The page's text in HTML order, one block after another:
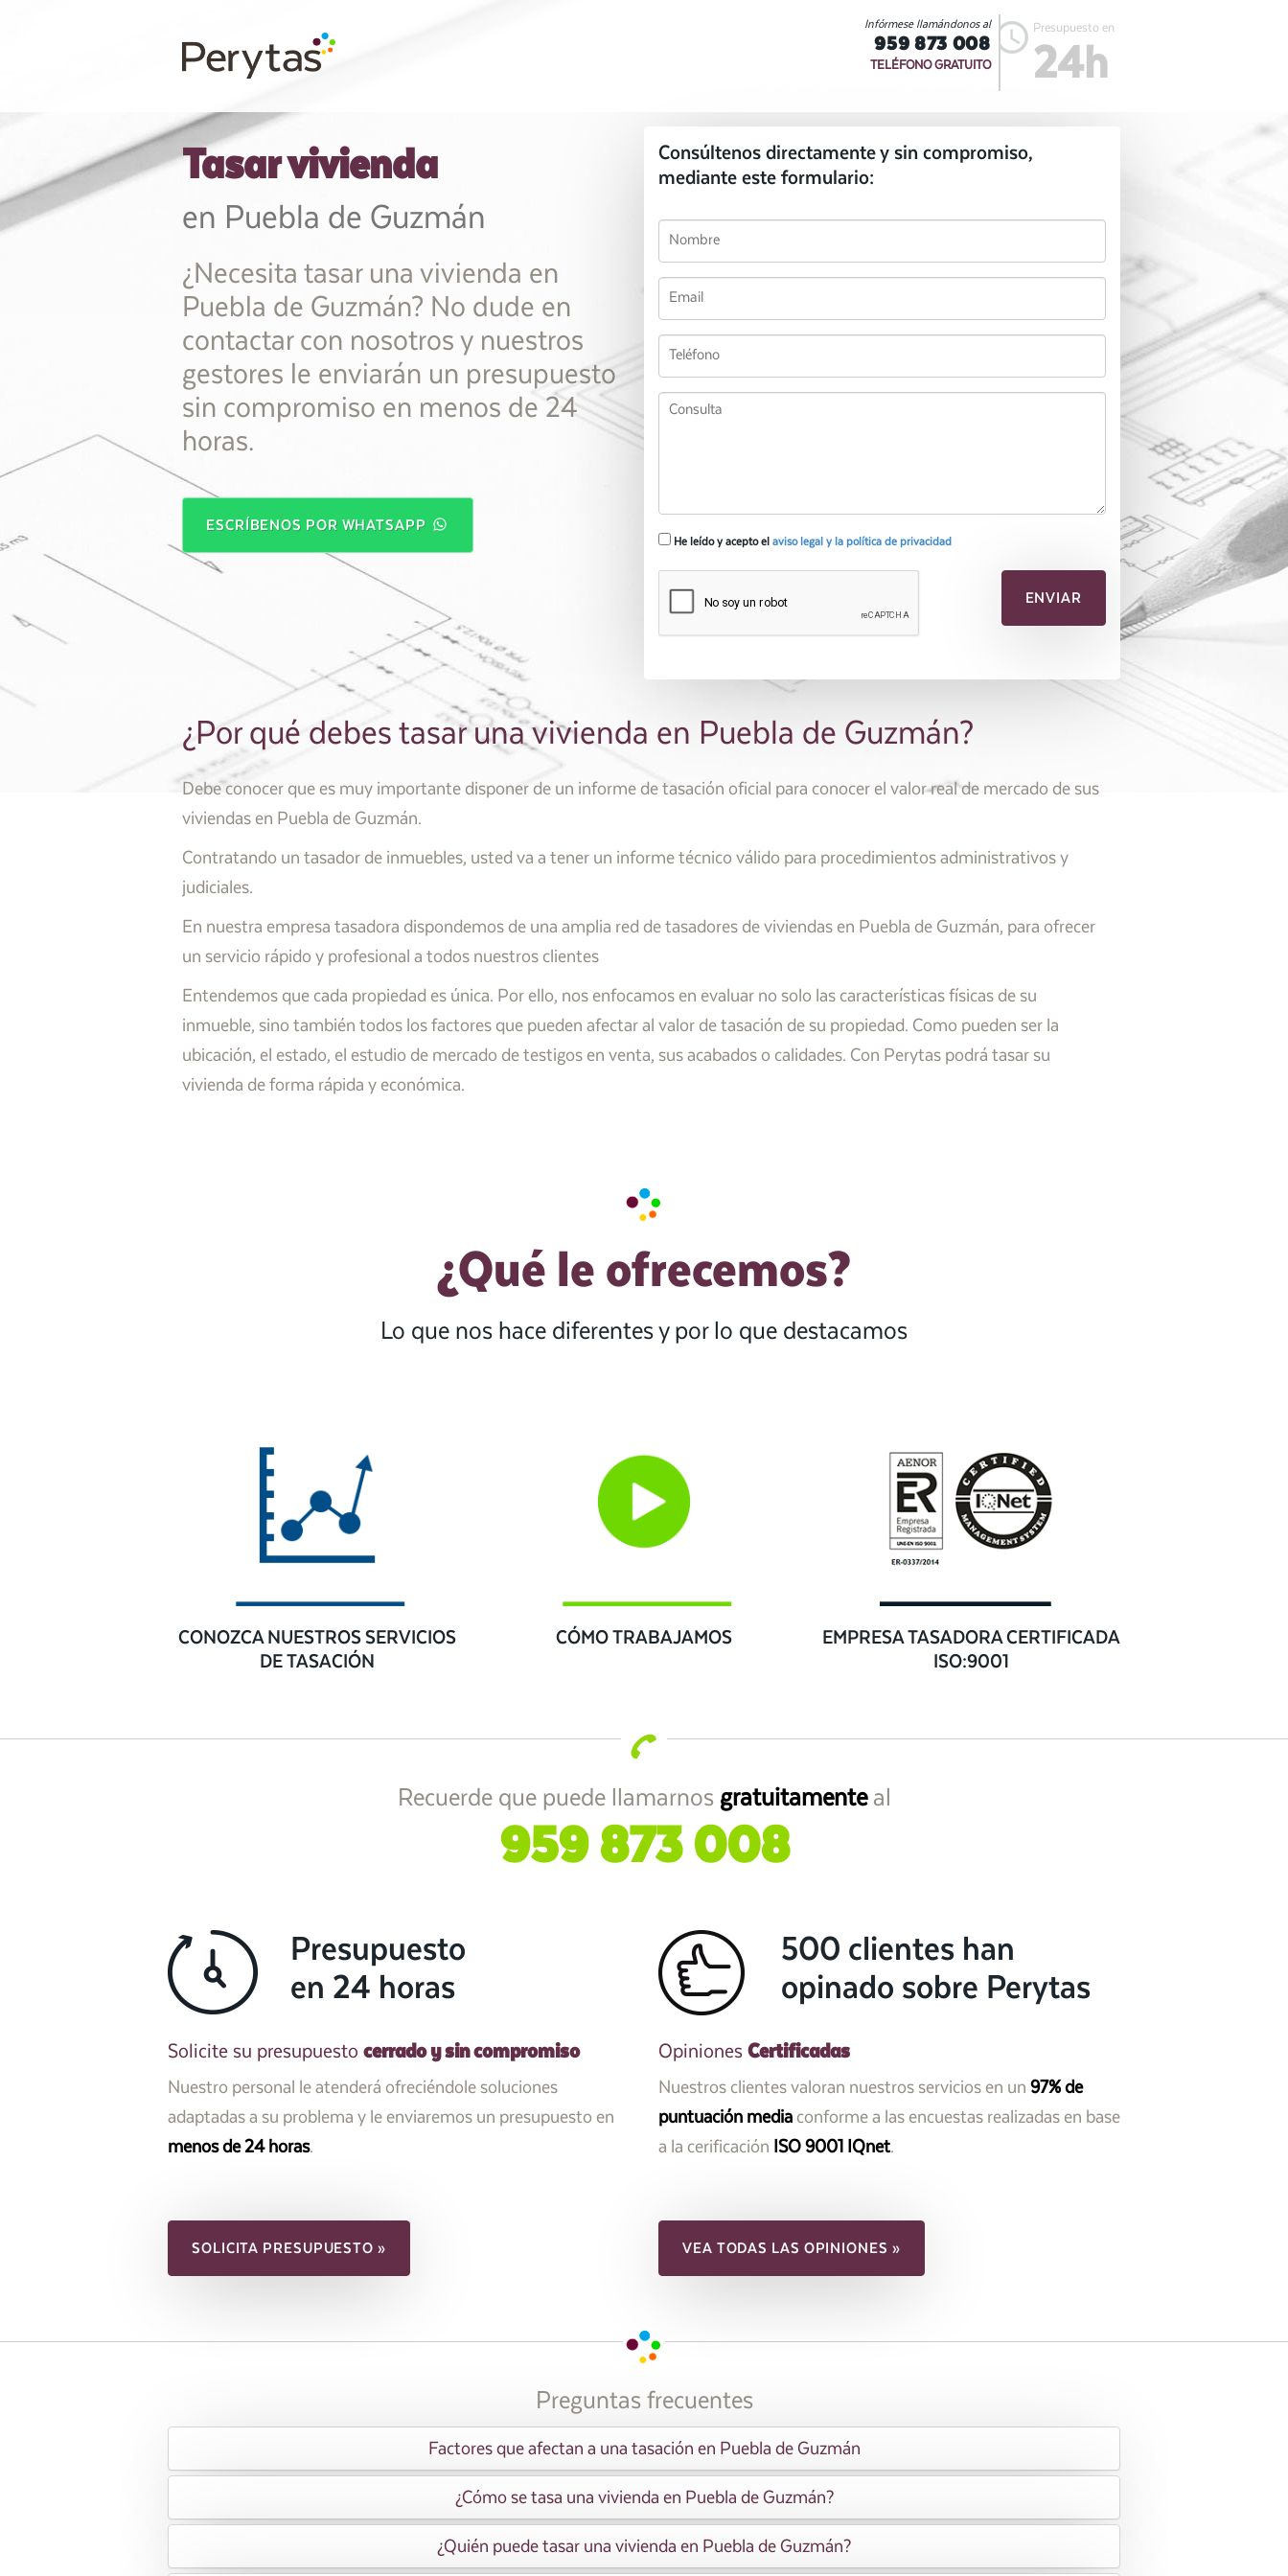
Presupuesto en
24h
Infórmese llamándonos al
959 873 008
TELÉFONO GRATUITO
Tasar vivienda
en Puebla de Guzmán
¿Necesita tasar una vivienda en
Puebla de Guzmán? No dude en
contactar con nosotros y nuestros
gestores le enviarán un presupuesto
sin compromiso en menos de 24
horas.
ESCRÍBENOS POR WHATSAPP
Consúltenos directamente y sin compromiso,
mediante este formulario:
He leído y acepto el aviso legal y la política de privacidad
¿Por qué debes tasar una vivienda en Puebla de Guzmán?
Debe conocer que es muy importante disponer de un informe de tasación oficial para conocer el valor real de mercado de sus
viviendas en Puebla de Guzmán.
Contratando un tasador de inmuebles, usted va a tener un informe técnico válido para procedimientos administrativos y
judiciales.
En nuestra empresa tasadora dispondemos de una amplia red de tasadores de viviendas en Puebla de Guzmán, para ofrecer
un servicio rápido y profesional a todos nuestros clientes
Entendemos que cada propiedad es única. Por ello, nos enfocamos en evaluar no solo las características físicas de su
inmueble, sino también todos los factores que pueden afectar al valor de tasación de su propiedad. Como pueden ser la
ubicación, el estado, el estudio de mercado de testigos en venta, sus acabados o calidades. Con Perytas podrá tasar su
vivienda de forma rápida y económica.
¿Qué le ofrecemos?
Lo que nos hace diferentes y por lo que destacamos
CONOZCA NUESTROS SERVICIOS
DE TASACIÓN
CÓMO TRABAJAMOS
EMPRESA TASADORA CERTIFICADA
ISO:9001
Recuerde que puede llamarnos gratuitamenteal
959 873 008
Presupuesto
en 24 horas
Solicite su presupuesto cerrado y sin compromiso
Nuestro personal le atenderá ofreciéndole soluciones
adaptadas a su problema y le enviaremos un presupuesto en
menos de 24 horas.
SOLICITA PRESUPUESTO »
500 clientes han
opinado sobre Perytas
Opiniones Certificadas
Nuestros clientes valoran nuestros servicios en un 97% de
puntuación mediaconforme a las encuestas realizadas en base
a la cerificación ISO 9001 IQnet.
VEA TODAS LAS OPINIONES »
Preguntas frecuentes
Factores que afectan a una tasación en Puebla de Guzmán
¿Cómo se tasa una vivienda en Puebla de Guzmán?
¿Quién puede tasar una vivienda en Puebla de Guzmán?